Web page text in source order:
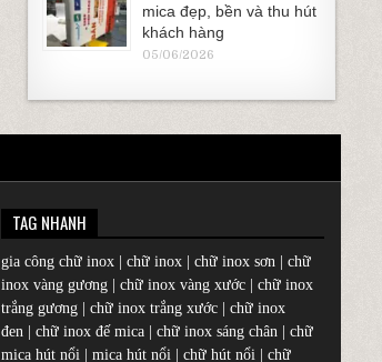
mica đẹp, bền và thu hút
khách hàng
05/06/2026
TAG NHANH
gia công chữ inox| chữ inox| chữ inox sơn| chữ
inox vàng gương| chữ inox vàng xước| chữ inox
trắng gương| chữ inox trắng xước| chữ inox
đen| chữ inox đế mica| chữ inox sáng chân| chữ
mica hút nổi| mica hút nổi| chữ hút nổi| chữ